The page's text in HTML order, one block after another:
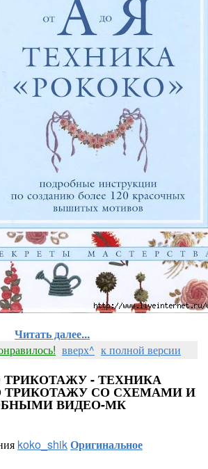
Читать далее...
вверх^ к полной версии
- ТЕХНИКА
СО СХЕМАМИ И
ВИДЕО-МК
koko_shikОригинальное